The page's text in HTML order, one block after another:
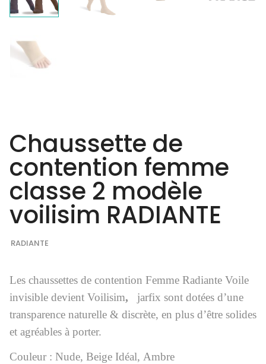
Chaussette de
contention femme
classe 2 modèle
voilisim RADIANTE
RADIANTE
Les chaussettes de contention Femme Radiante Voile
invisible devient Voilisim,
jarfix sont dotées d’une
transparence naturelle & discrète, en plus d’être solides
et agréables à porter.
Couleur : Nude, Beige Idéal, Ambre